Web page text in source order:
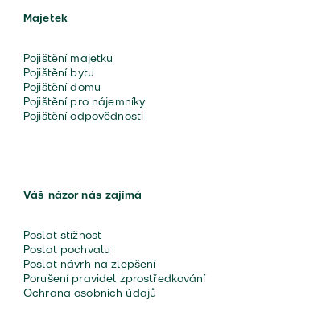
Majetek
Pojištění majetku
Pojištění bytu
Pojištění domu
Pojištění pro nájemníky
Pojištění odpovědnosti
Váš názor nás zajímá
Poslat stížnost
Poslat pochvalu
Poslat návrh na zlepšení
Porušení pravidel zprostředkování
Ochrana osobních údajů